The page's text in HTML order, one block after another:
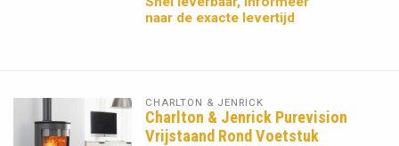
naar de exacte levertijd
CHARLTON & JENRICK
Charlton & Jenrick Purevision
Vrijstaand Rond Voetstuk